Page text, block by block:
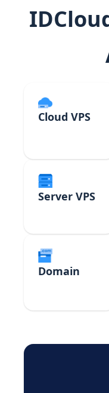
Cloud VPS
Server VPS
Domain